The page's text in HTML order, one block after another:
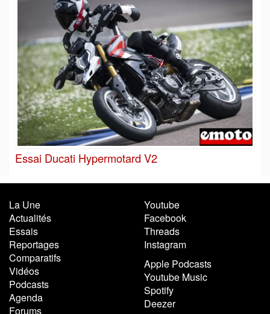
Essai Ducati Hypermotard V2
La Une
Actualités
Essais
Reportages
Comparatifs
Vidéos
Podcasts
Agenda
Forums
Youtube
Facebook
Threads
Instagram
Apple Podcasts
Youtube Music
Spotify
Deezer